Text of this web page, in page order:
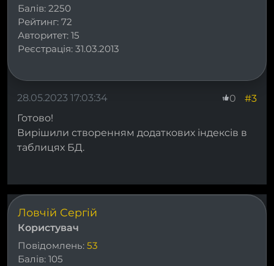
Балів: 2250
Рейтинг: 72
Авторитет: 15
Реєстрація: 31.03.2013
#3
0
28.05.2023 17:03:34
Готово!
Вирішили створенням додаткових індексів в
таблицях БД.
Ловчій Сергій
Користувач
Повідомлень: 53
Балів: 105